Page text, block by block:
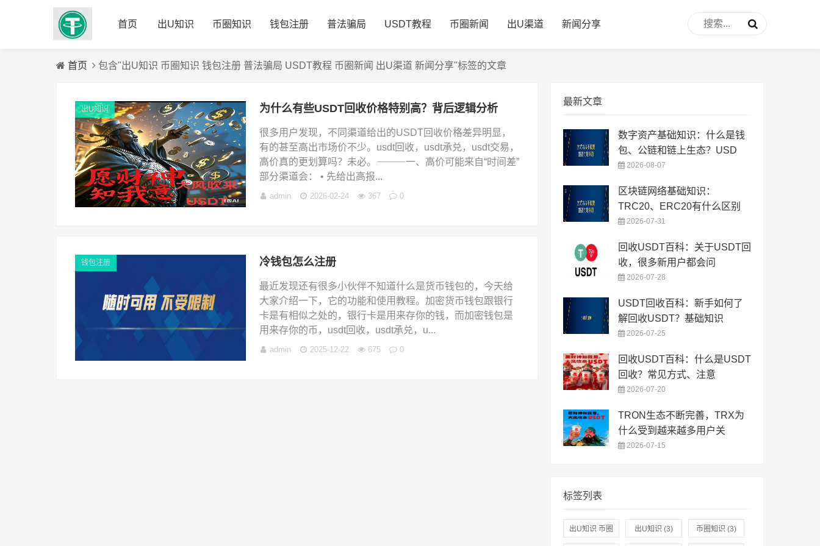
首页 出U知识 币圈知识 钱包注册 普法骗局 USDT教程 币圈新闻 出U渠道 新闻分享
首页 包含"出U知识 币圈知识 钱包注册 普法骗局 USDT教程 币圈新闻 出U渠道 新闻分享"标签的文章
出U知识 为什么有些USDT回收价格特别高？背后逻辑分析
很多用户发现，不同渠道给出的USDT回收价格差异明显，
有的甚至高出市场价不少。usdt回收，usdt承兑，usdt交易，
高价真的更划算吗？未必。⸻一、高价可能来自“时间差”
部分渠道会： • 先给出高报...
admin 2026-02-24 367 0
钱包注册 冷钱包怎么注册
最近发现还有很多小伙伴不知道什么是货币钱包的，今天给
大家介绍一下，它的功能和使用教程。加密货币钱包跟银行
卡是有相似之处的，银行卡是用来存你的钱，而加密钱包是
用来存你的币，usdt回收，usdt承兑，u...
admin 2025-12-22 675 0
最新文章
数字资产基础知识：什么是钱
包、公链和链上生态？USD
2026-08-07
区块链网络基础知识：
TRC20、ERC20有什么区别
2026-07-31
回收USDT百科：关于USDT回
收，很多新用户都会问
2026-07-28
USDT回收百科：新手如何了
解回收USDT？基础知识
2026-07-25
回收USDT百科：什么是USDT
回收？常见方式、注意
2026-07-20
TRON生态不断完善，TRX为
什么受到越来越多用户关
2026-07-15
标签列表
出U知识 币圈 出U知识 (3) 币圈知识 (3)